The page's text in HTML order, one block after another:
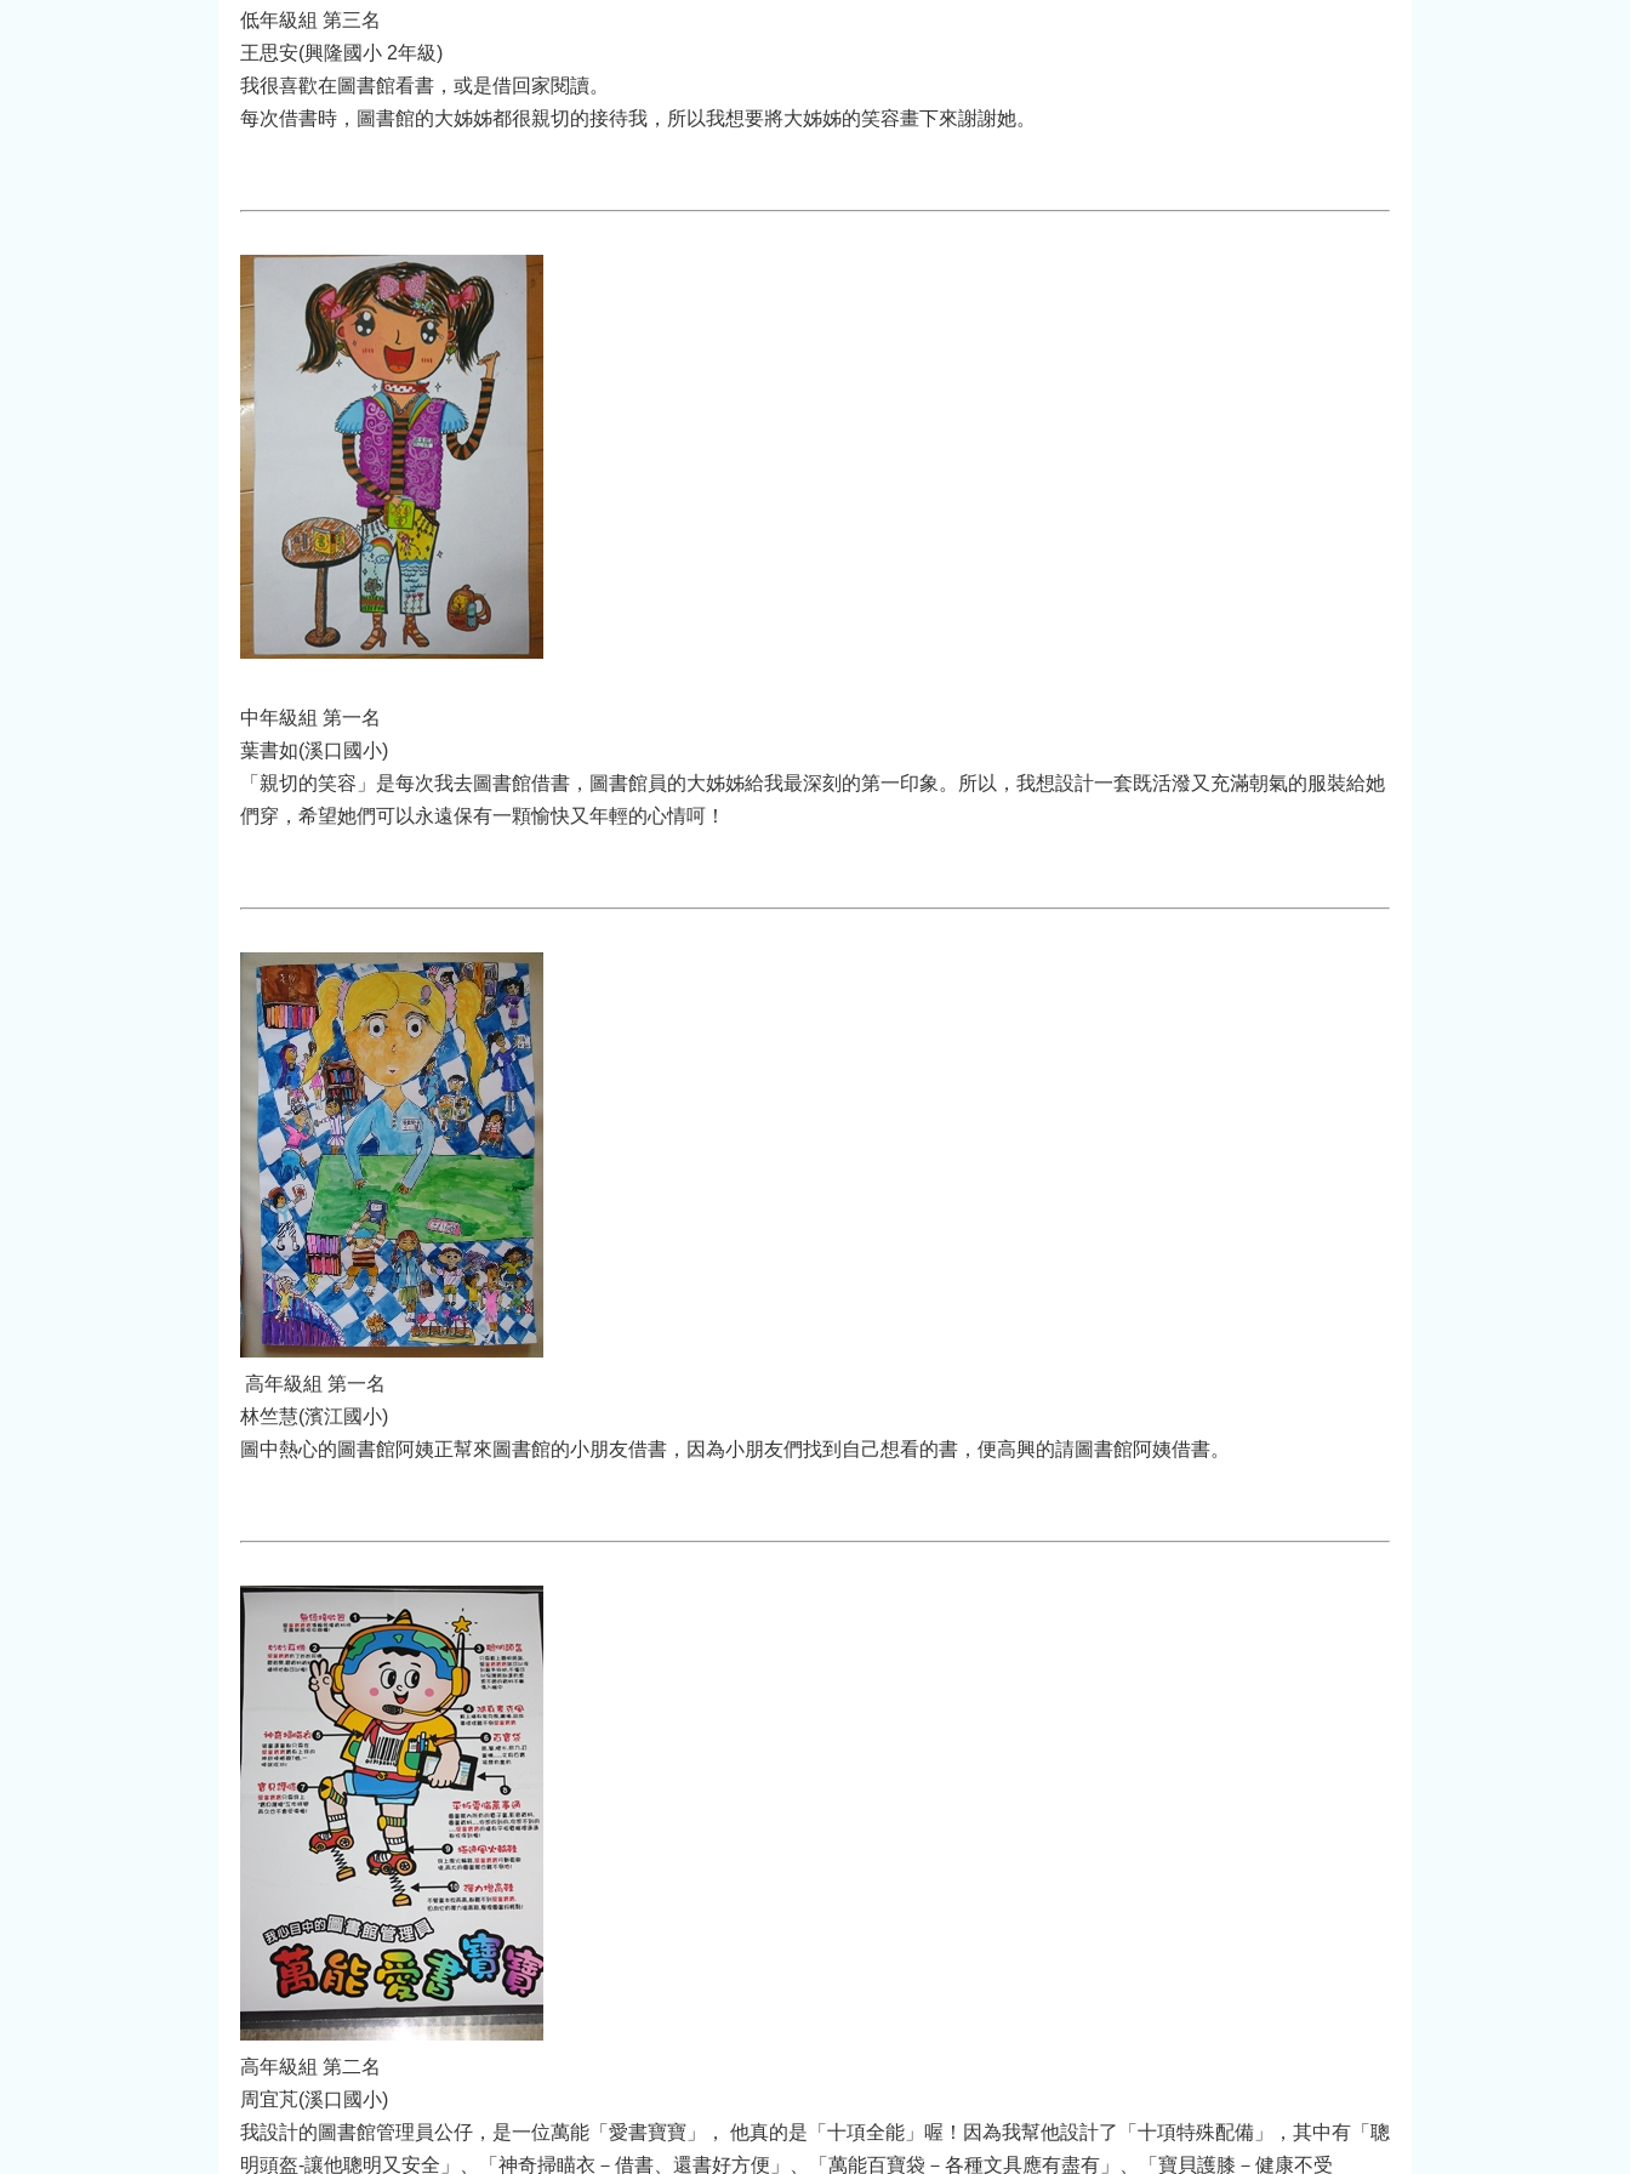
低年級組 第三名
王思安(興隆國小 2年級)
我很喜歡在圖書館看書，或是借回家閱讀。
每次借書時，圖書館的大姊姊都很親切的接待我，所以我想要將大姊姊的笑容畫下來謝謝她。
中年級組 第一名
葉書如(溪口國小)
「親切的笑容」是每次我去圖書館借書，圖書館員的大姊姊給我最深刻的第一印象。所以，我想設計一套既活潑又充滿朝氣的服裝給她
們穿，希望她們可以永遠保有一顆愉快又年輕的心情呵！
高年級組 第一名
林竺慧(濱江國小)
圖中熱心的圖書館阿姨正幫來圖書館的小朋友借書，因為小朋友們找到自己想看的書，便高興的請圖書館阿姨借書。
高年級組 第二名
周宜芃(溪口國小)
我設計的圖書館管理員公仔，是一位萬能「愛書寶寶」， 他真的是「十項全能」喔！因為我幫他設計了「十項特殊配備」，其中有「聰
明頭盔-讓他聰明又安全」、「神奇掃瞄衣－借書、還書好方便」、「萬能百寶袋－各種文具應有盡有」、「寶貝護膝－健康不受